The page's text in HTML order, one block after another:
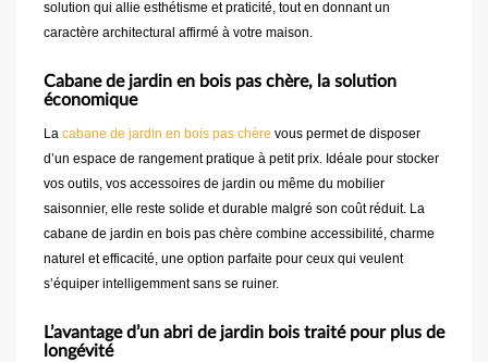
solution qui allie esthétisme et praticité, tout en donnant un
caractère architectural affirmé à votre maison.
Cabane de jardin en bois pas chère, la solution
économique
La cabane de jardin en bois pas chère vous permet de disposer
d’un espace de rangement pratique à petit prix. Idéale pour stocker
vos outils, vos accessoires de jardin ou même du mobilier
saisonnier, elle reste solide et durable malgré son coût réduit. La
cabane de jardin en bois pas chère combine accessibilité, charme
naturel et efficacité, une option parfaite pour ceux qui veulent
s’équiper intelligemment sans se ruiner.
L’avantage d’un abri de jardin bois traité pour plus de
longévité